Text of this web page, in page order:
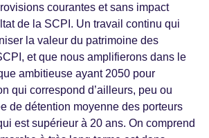
courantes et sans impact
de la SCPI. Un travail continu qui
la valeur du patrimoine des
et que nous amplifierons dans le
ambitieuse ayant 2050 pour
qui correspond d’ailleurs, peu ou
de détention moyenne des porteurs
est supérieur à 20 ans. On comprend